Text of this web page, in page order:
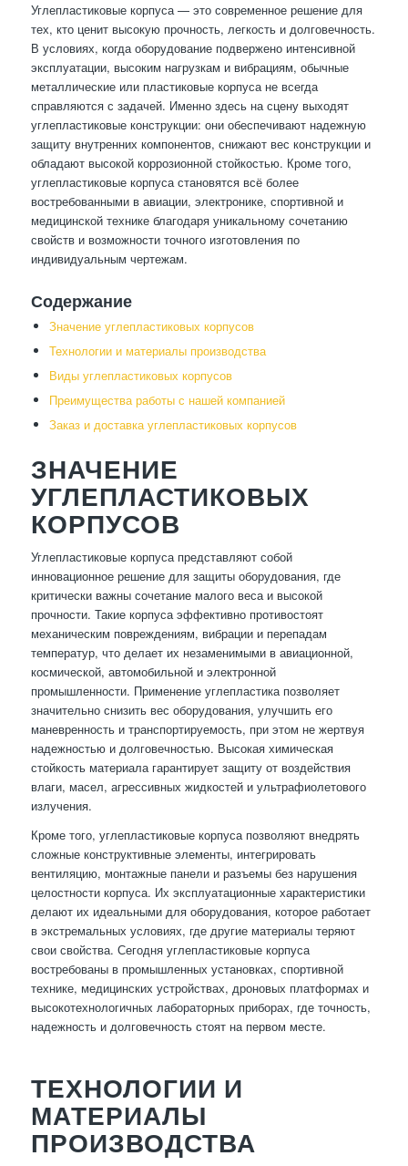
Углепластиковые корпуса — это современное решение для
тех, кто ценит высокую прочность, легкость и долговечность.
В условиях, когда оборудование подвержено интенсивной
эксплуатации, высоким нагрузкам и вибрациям, обычные
металлические или пластиковые корпуса не всегда
справляются с задачей. Именно здесь на сцену выходят
углепластиковые конструкции: они обеспечивают надежную
защиту внутренних компонентов, снижают вес конструкции и
обладают высокой коррозионной стойкостью. Кроме того,
углепластиковые корпуса становятся всё более
востребованными в авиации, электронике, спортивной и
медицинской технике благодаря уникальному сочетанию
свойств и возможности точного изготовления по
индивидуальным чертежам.
Содержание
Значение углепластиковых корпусов
Технологии и материалы производства
Виды углепластиковых корпусов
Преимущества работы с нашей компанией
Заказ и доставка углепластиковых корпусов
ЗНАЧЕНИЕ
УГЛЕПЛАСТИКОВЫХ
КОРПУСОВ
Углепластиковые корпуса представляют собой
инновационное решение для защиты оборудования, где
критически важны сочетание малого веса и высокой
прочности. Такие корпуса эффективно противостоят
механическим повреждениям, вибрации и перепадам
температур, что делает их незаменимыми в авиационной,
космической, автомобильной и электронной
промышленности. Применение углепластика позволяет
значительно снизить вес оборудования, улучшить его
маневренность и транспортируемость, при этом не жертвуя
надежностью и долговечностью. Высокая химическая
стойкость материала гарантирует защиту от воздействия
влаги, масел, агрессивных жидкостей и ультрафиолетового
излучения.
Кроме того, углепластиковые корпуса позволяют внедрять
сложные конструктивные элементы, интегрировать
вентиляцию, монтажные панели и разъемы без нарушения
целостности корпуса. Их эксплуатационные характеристики
делают их идеальными для оборудования, которое работает
в экстремальных условиях, где другие материалы теряют
свои свойства. Сегодня углепластиковые корпуса
востребованы в промышленных установках, спортивной
технике, медицинских устройствах, дроновых платформах и
высокотехнологичных лабораторных приборах, где точность,
надежность и долговечность стоят на первом месте.
ТЕХНОЛОГИИ И
МАТЕРИАЛЫ
ПРОИЗВОДСТВА